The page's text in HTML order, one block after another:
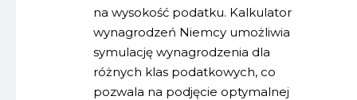
na wysokość podatku. Kalkulator
wynagrodzeń Niemcy umożliwia
symulację wynagrodzenia dla
różnych klas podatkowych, co
pozwala na podjęcie optymalnej